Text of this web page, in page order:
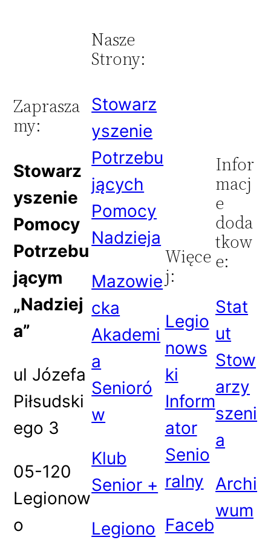
Zaprasza
my:
Stowarz
yszenie
Pomocy
Potrzebu
jącym
„Nadziej
a”
ul Józefa
Piłsudski
ego 3
05-120
Legionow
o
Nasze
Strony:
Stowarz
yszenie
Potrzebu
jących
Pomocy
Nadzieja
Mazowie
cka
Akademi
a
Senioró
w
Klub
Senior +
Legiono
Więce
j:
Legio
nows
ki
Inform
ator
Senio
ralny
Faceb
Infor
macj
e
doda
tkow
e:
Stat
ut
Stow
arzy
szeni
a
Archi
wum